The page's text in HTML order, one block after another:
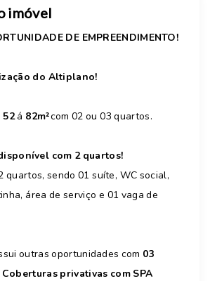
imóvel
DE EMPREENDIMENTO!
do Altiplano!
52á 82m²com 02 ou 03 quartos.
com 2 quartos!
quartos, sendo 01 suíte, WC social,
área de serviço e 01 vaga de
outras oportunidades com 03
Coberturas privativas com SPA